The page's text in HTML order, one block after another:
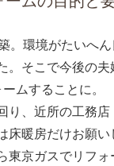
。環境がたいへ
。そこで今後の
ムすることに。
り、近所の工務
床暖房だけお願
東京ガスでリフ